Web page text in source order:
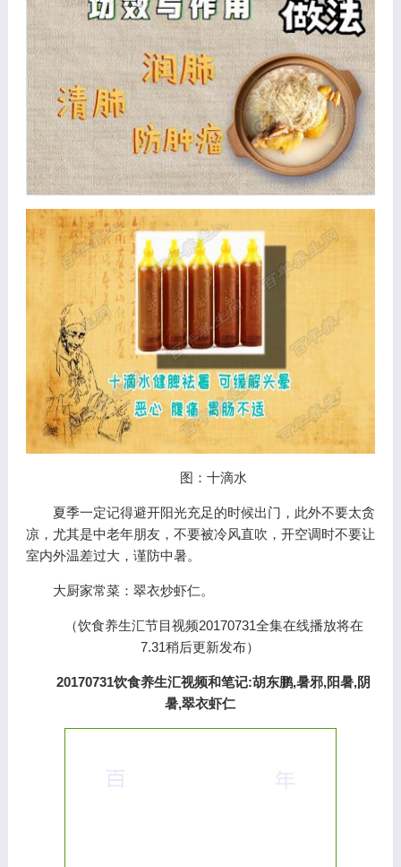
图：十滴水
夏季一定记得避开阳光充足的时候出门，此外不要太贪
凉，尤其是中老年朋友，不要被冷风直吹，开空调时不要让
室内外温差过大，谨防中暑。
大厨家常菜：翠衣炒虾仁。
（饮食养生汇节目视频20170731全集在线播放将在
7.31稍后更新发布）
20170731饮食养生汇视频和笔记:胡东鹏,暑邪,阳暑,阴
暑,翠衣虾仁